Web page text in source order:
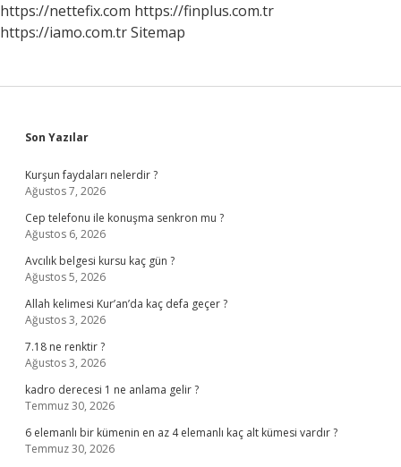
https://nettefix.com https://finplus.com.tr
https://iamo.com.trSitemap
Sidebar
Son Yazılar
Kurşun faydaları nelerdir ?
Ağustos 7, 2026
Cep telefonu ile konuşma senkron mu ?
Ağustos 6, 2026
Avcılık belgesi kursu kaç gün ?
Ağustos 5, 2026
Allah kelimesi Kur’an’da kaç defa geçer ?
Ağustos 3, 2026
7.18 ne renktir ?
Ağustos 3, 2026
kadro derecesi 1 ne anlama gelir ?
Temmuz 30, 2026
6 elemanlı bir kümenin en az 4 elemanlı kaç alt kümesi vardır ?
Temmuz 30, 2026